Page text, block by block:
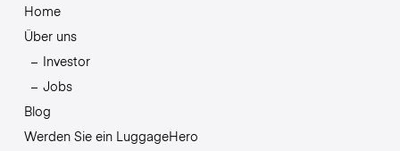
Home
Über uns
Investor
Jobs
Blog
Werden Sie ein LuggageHero